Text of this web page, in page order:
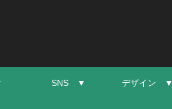
SNS ▼ デザイン ▼